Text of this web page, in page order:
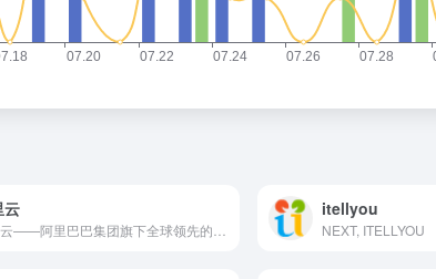
云 itellyou
NEXT, ITELLYOU